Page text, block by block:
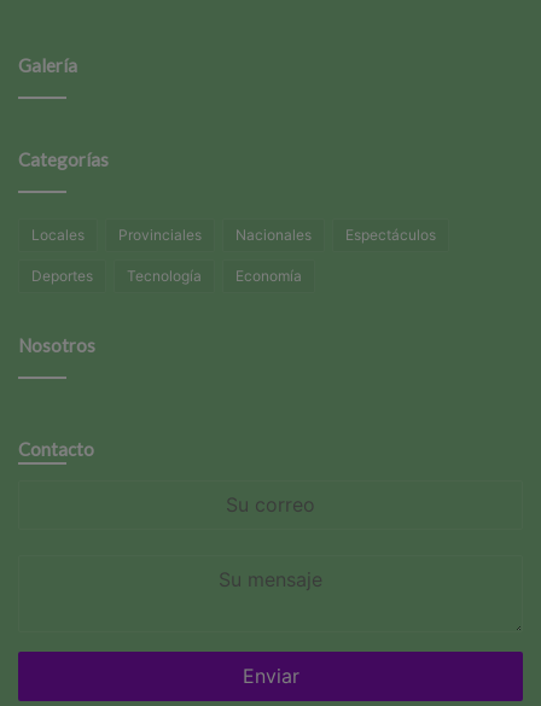
Galería
Categorías
Locales Provinciales Nacionales Espectáculos
Deportes Tecnología Economía
Nosotros
Contacto